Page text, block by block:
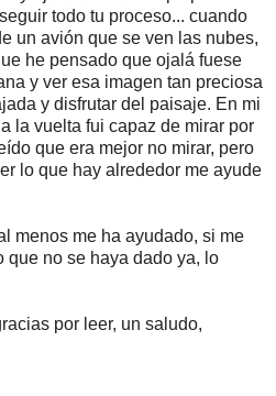
todo tu proceso... cuando
un avión que se ven las nubes,
he pensado que ojalá fuese
y ver esa imagen tan preciosa
y disfrutar del paisaje. En mi
la vuelta fui capaz de mirar por
que era mejor no mirar, pero
lo que hay alrededor me ayude
menos me ha ayudado, si me
no se haya dado ya, lo
por leer, un saludo,